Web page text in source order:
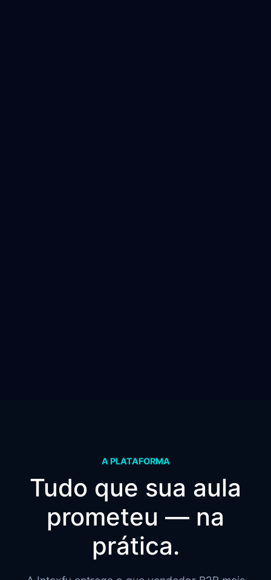
A PLATAFORMA
Tudo que sua aula
prometeu — na
prática.